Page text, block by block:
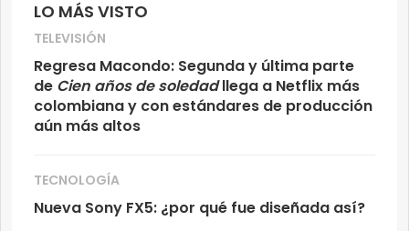
LO MÁS VISTO
TELEVISIÓN
Regresa Macondo: Segunda y última parte
de Cien años de soledadllega a Netflix más
colombiana y con estándares de producción
aún más altos
TECNOLOGÍA
Nueva Sony FX5: ¿por qué fue diseñada así?